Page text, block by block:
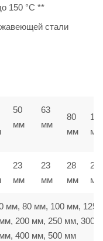
150 °C **
стали
50
мм
63
мм
80
мм
мм
23
мм
23
мм
28
мм
28
мм, 80 мм, 100 мм, 125
200 мм, 250 мм, 300
400 мм, 500 мм